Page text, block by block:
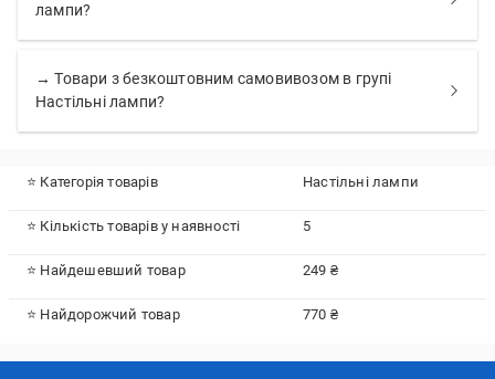
лампи?
→ Товари з безкоштовним самовивозом в групі
Настільні лампи?
⭐ Категорія товарів Настільні лампи
⭐ Кількість товарів у наявності 5
⭐ Найдешевший товар 249 ₴
⭐ Найдорожчий товар 770 ₴